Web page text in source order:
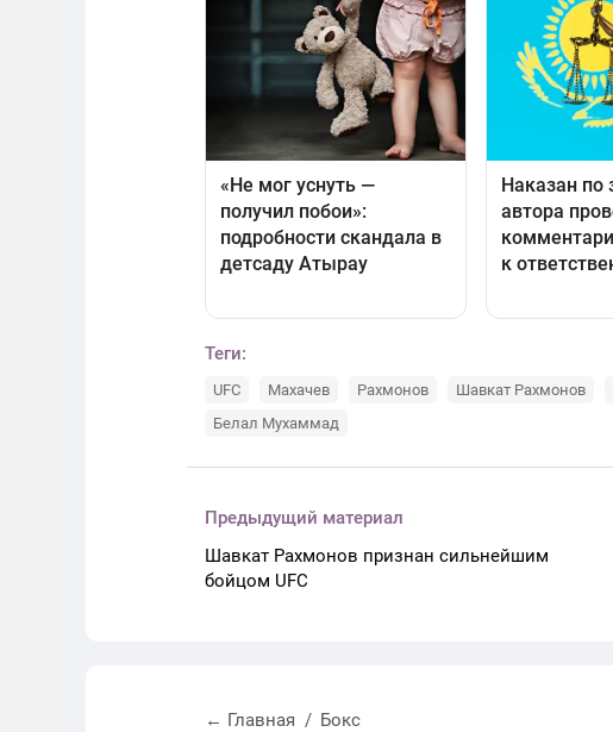
Теги:
UFC Махачев Рахмонов Шавкат Рахмонов
Белал Мухаммад
Предыдущий материал
Шавкат Рахмонов признан сильнейшим
бойцом UFC
← Главная Бокс